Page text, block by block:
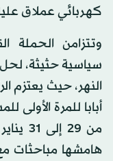
كهربائي عملاق
وتتزامن الحملة
سياسية حثيثة، لحل
النهر، حيث يعتزم
أبابا للمرة الأولى
من
هامشها مباحثات